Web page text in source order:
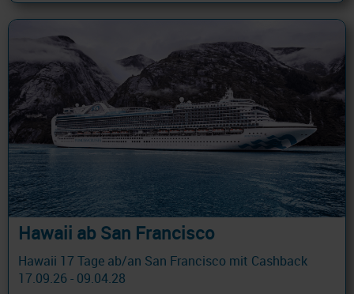
Hawaii ab San Francisco
Hawaii 17 Tage ab/an San Francisco mit Cashback
17.09.26 - 09.04.28